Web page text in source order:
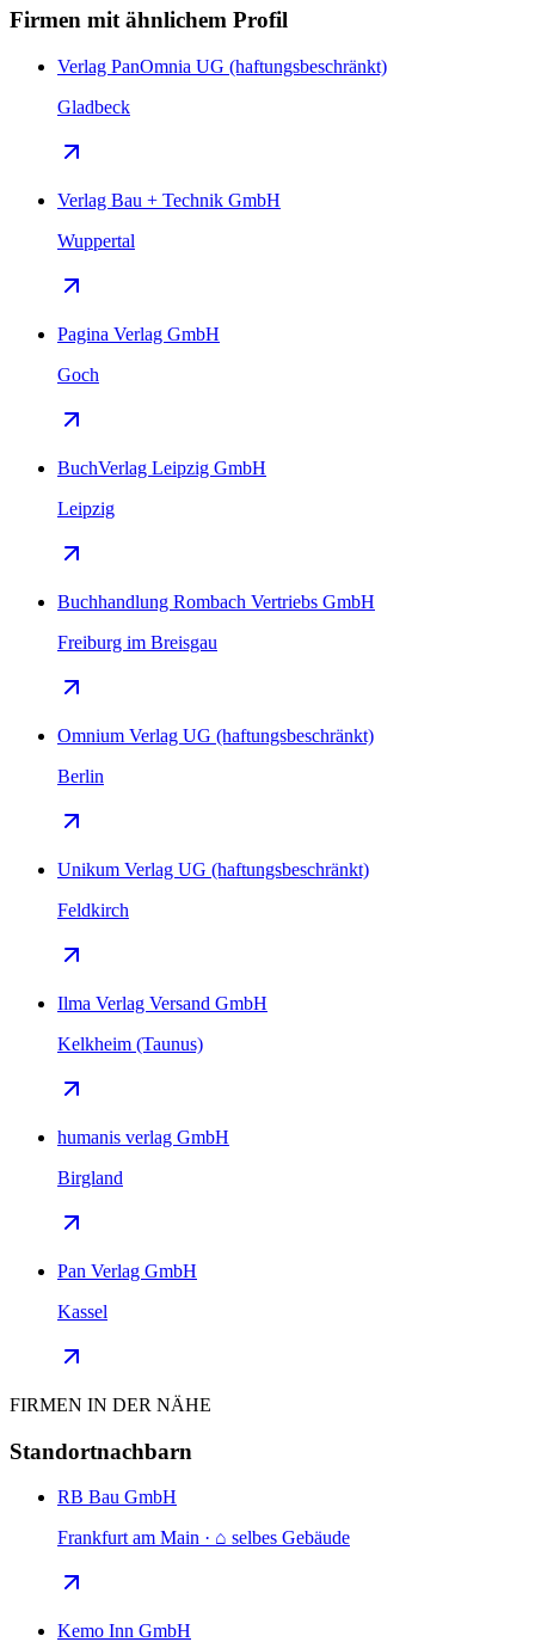
Firmen mit ähnlichem Profil
Verlag PanOmnia UG (haftungsbeschränkt)
Gladbeck
Verlag Bau + Technik GmbH
Wuppertal
Pagina Verlag GmbH
Goch
BuchVerlag Leipzig GmbH
Leipzig
Buchhandlung Rombach Vertriebs GmbH
Freiburg im Breisgau
Omnium Verlag UG (haftungsbeschränkt)
Berlin
Unikum Verlag UG (haftungsbeschränkt)
Feldkirch
Ilma Verlag Versand GmbH
Kelkheim (Taunus)
humanis verlag GmbH
Birgland
Pan Verlag GmbH
Kassel
FIRMEN IN DER NÄHE
Standortnachbarn
RB Bau GmbH
Frankfurt am Main · ⌂ selbes Gebäude
Kemo Inn GmbH